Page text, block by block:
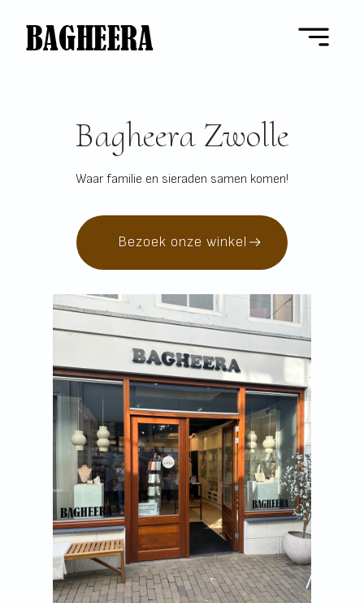
Bagheera Zwolle
Waar familie en sieraden samen komen!
Bezoek onze winkel